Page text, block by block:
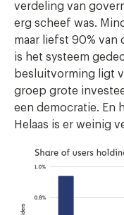
verdeling van
erg scheef was.
maar liefst 90% van
is het systeem
besluitvorming ligt
groep grote
een democratie. En
Helaas is er weinig